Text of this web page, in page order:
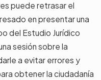
puede retrasar el
en presentar una
del Estudio Jurídico
sesión sobre la
a evitar errores y
obtener la ciudadanía